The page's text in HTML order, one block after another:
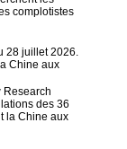
complotistes
28 juillet 2026.
Chine aux
Research
des 36
la Chine aux